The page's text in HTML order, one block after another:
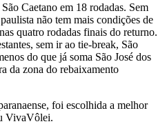
Caetano em 18 rodadas. Sem
não tem mais condições de
quatro rodadas finais do returno.
sem ir ao tie-break, São
do que já soma São José dos
da zona do rebaixamento
foi escolhida a melhor
VivaVôlei.